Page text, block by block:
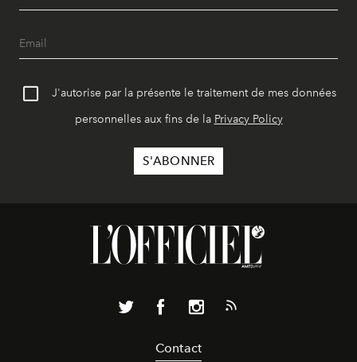
J'autorise par la présente le traitement de mes données
personnelles aux fins de la Privacy Policy
Contact